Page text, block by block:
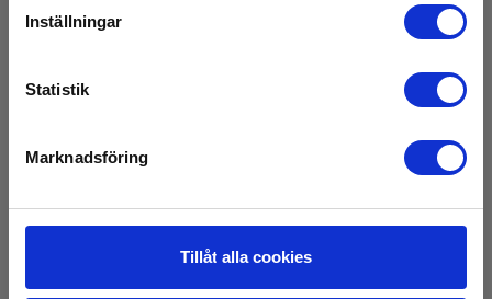
Inställningar
Statistik
Marknadsföring
Tillåt alla cookies
Inomhus- och utomhuskonstruktion:
Idealisk för
Installation av inredning:
Underlättar precision vid
installation av hyllor, skåp och annan inredning.